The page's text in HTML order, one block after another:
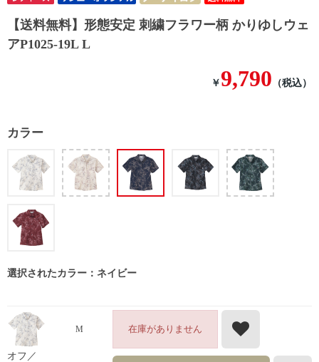
【送料無料】形態安定 刺繍フラワー柄 かりゆしウェ
アP1025-19L L
￥9,790 （税込）
カラー
選択されたカラー：ネイビー
オフ／
M 在庫がありません